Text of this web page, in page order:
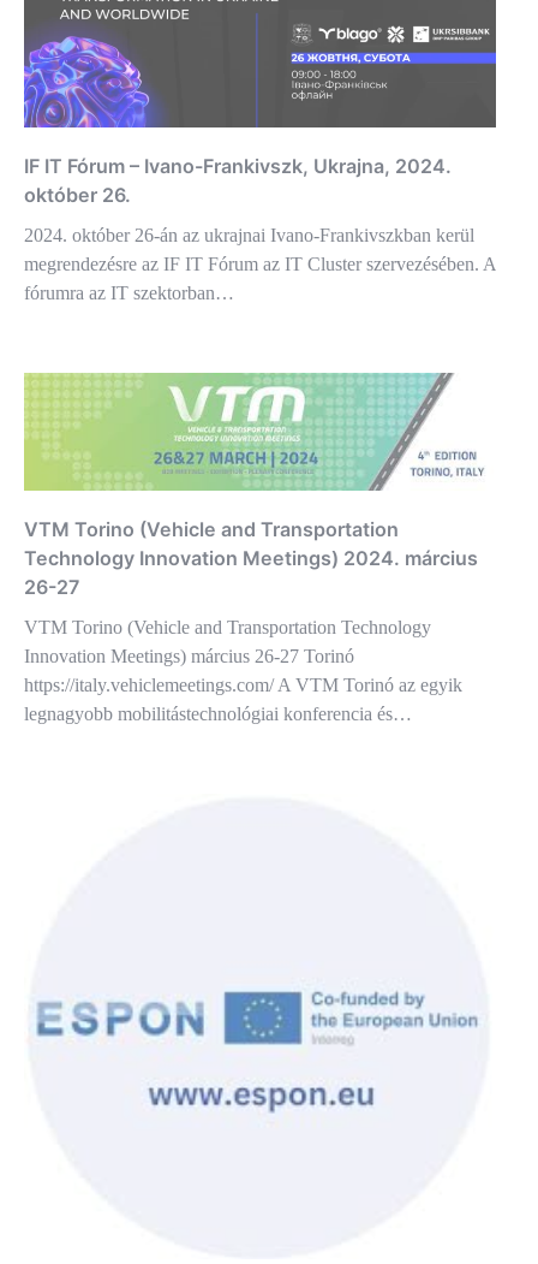
IF IT Fórum – Ivano-Frankivszk, Ukrajna, 2024.
október 26.
2024. október 26-án az ukrajnai Ivano-Frankivszkban kerül
megrendezésre az IF IT Fórum az IT Cluster szervezésében. A
fórumra az IT szektorban…
VTM Torino (Vehicle and Transportation
Technology Innovation Meetings) 2024. március
26-27
VTM Torino (Vehicle and Transportation Technology
Innovation Meetings) március 26-27 Torinó
https://italy.vehiclemeetings.com/ A VTM Torinó az egyik
legnagyobb mobilitástechnológiai konferencia és…